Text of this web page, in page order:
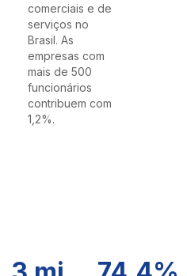
comerciais e de
serviços no
Brasil. As
empresas com
mais de 500
funcionários
contribuem com
1,2%.